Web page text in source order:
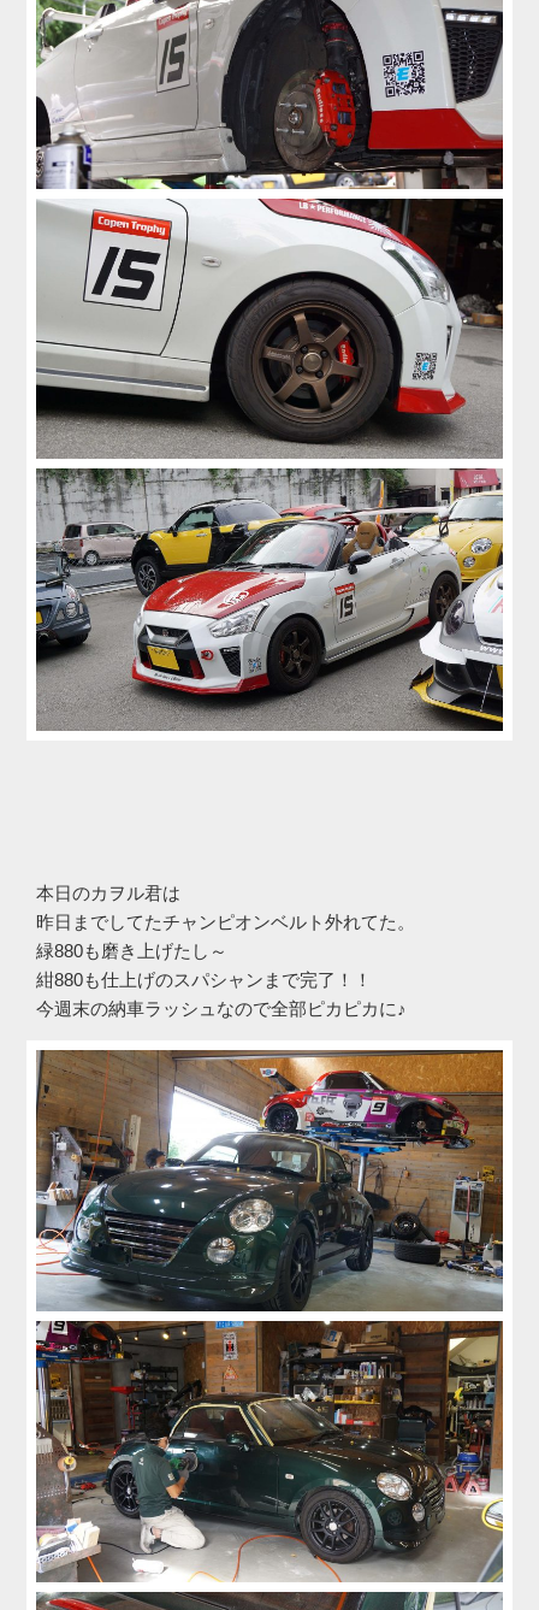
本日のカヲル君は
昨日までしてたチャンピオンベルト外れてた。
緑880も磨き上げたし～
紺880も仕上げのスパシャンまで完了！！
今週末の納車ラッシュなので全部ピカピカに♪